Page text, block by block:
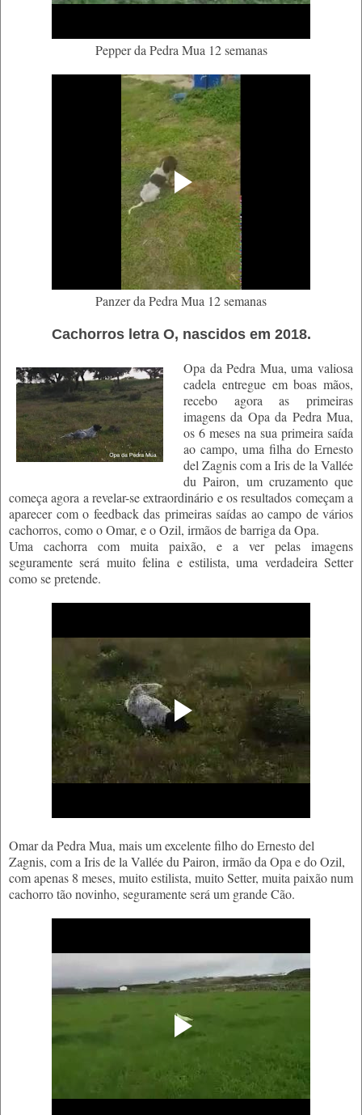
Pepper da Pedra Mua 12 semanas
Panzer da Pedra Mua 12 semanas
Cachorros letra O, nascidos em 2018.
Opa da Pedra Mua, uma valiosa
cadela entregue em boas mãos,
recebo agora as primeiras
imagens da Opa da Pedra Mua,
os 6 meses na sua primeira saída
ao campo, uma filha do Ernesto
del Zagnis com a Iris de la Vallée
du Pairon, um cruzamento que
começa agora a revelar-se extraordinário e os resultados começam a
aparecer com o feedback das primeiras saídas ao campo de vários
cachorros, como o Omar, e o Ozil, irmãos de barriga da Opa.
Uma cachorra com muita paixão, e a ver pelas imagens
seguramente será muito felina e estilista, uma verdadeira Setter
como se pretende.
Omar da Pedra Mua, mais um excelente filho do Ernesto del
Zagnis, com a Iris de la Vallée du Pairon, irmão da Opa e do Ozil,
com apenas 8 meses, muito estilista, muito Setter, muita paixão num
cachorro tão novinho, seguramente será um grande Cão.